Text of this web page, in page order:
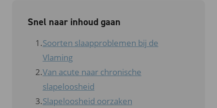
Snel naar inhoud gaan
Soorten slaapproblemen bij de
Vlaming
Van acute naar chronische
slapeloosheid
Slapeloosheid oorzaken